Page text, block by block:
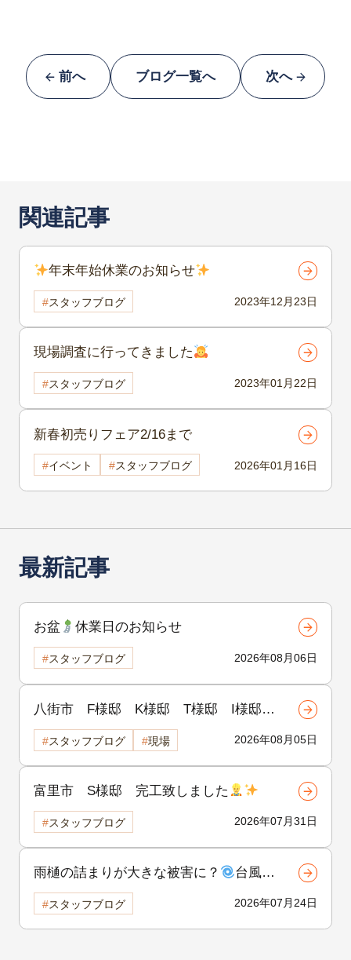
前へ ブログ一覧へ 次へ
最新記事
お盆 休業日のお知らせ
2026年08月06日
スタッフブログ
八街市 F様邸 K様邸 T様邸 I様邸
H様邸 着工致しました
2026年08月05日
スタッフブログ 現場
富里市 S様邸 完工致しました
2026年07月31日
スタッフブログ
雨樋の詰まりが大きな被害に？
台風前
にできる雨樋の点検と対策！②
2026年07月24日
スタッフブログ
関連記事
2023年12月23日
年末年始休業のお知らせ
スタッフブログ
2023年01月22日
現場調査に行ってきました
スタッフブログ
2026年01月16日
新春初売りフェア2/16まで
イベント スタッフブログ